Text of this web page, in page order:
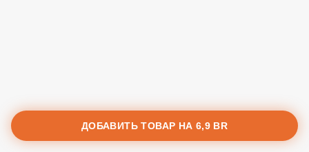
ДОБАВИТЬ ТОВАР НА 6,9 BR